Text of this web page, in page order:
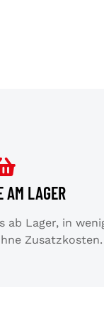
AM LAGER
ab Lager, in
Zusatzkosten.